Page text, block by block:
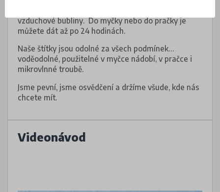
vzduchové bubliny. Do myčky nebo do pračky je
můžete dát až po 24 hodinách.
Naše štítky jsou odolné za všech podmínek…
voděodolné, použitelné v myčce nádobí, v pračce i
mikrovlnné troubě.
Jsme pevní, jsme osvědčení a držíme všude, kde nás
chcete mít.
Videonávod